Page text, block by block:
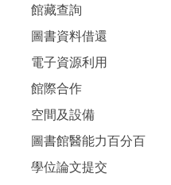
館藏查詢
圖書資料借還
電子資源利用
館際合作
空間及設備
圖書館醫能力百分百
學位論文提交